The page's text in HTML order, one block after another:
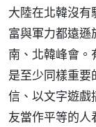
大陸在北韓沒
富與軍力都遠
南、北韓峰會。
是至少同樣重要
信、以文字遊戲
友當作平等的